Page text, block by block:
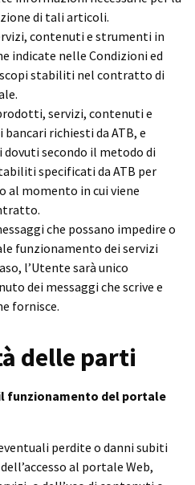
di tali articoli.
contenuti e strumenti in
indicate nelle Condizioni ed
stabiliti nel contratto di
servizi, contenuti e
richiesti da ATB, e
secondo il metodo di
specificati da ATB per
al momento in cui viene
che possano impedire o
funzionamento dei servizi
l’Utente sarà unico
dei messaggi che scrive e
fornisce.
delle parti
funzionamento del portale
perdite o danni subiti
al portale Web,